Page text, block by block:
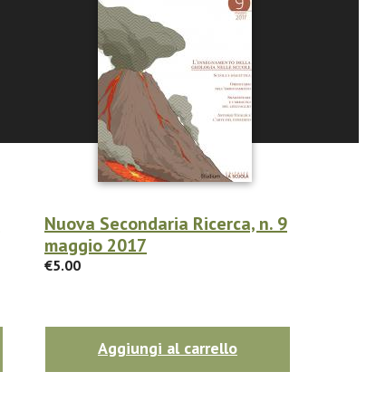
Nuova Secondaria Ricerca, n. 9
maggio 2017
€5.00
Aggiungi al carrello